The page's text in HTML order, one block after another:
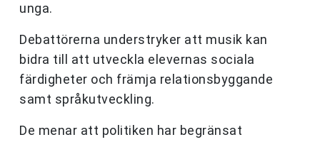
unga.
Debattörerna understryker att musik kan
bidra till att utveckla elevernas sociala
färdigheter och främja relationsbyggande
samt språkutveckling.
De menar att politiken har begränsat